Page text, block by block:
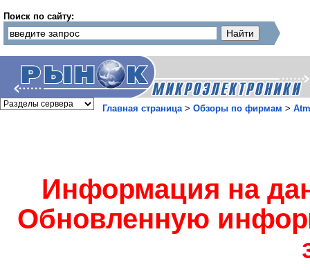
Поиск по сайту:
Главная страница> Обзоры по фирмам >
Информация на
Обновленную